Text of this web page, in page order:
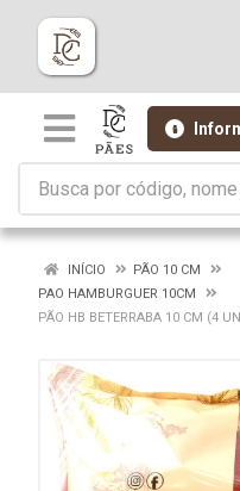
INÍCIO
PÃO 10 CM
PAO HAMBURGUER 10CM
PÃO HB BETERRABA 10 CM (4